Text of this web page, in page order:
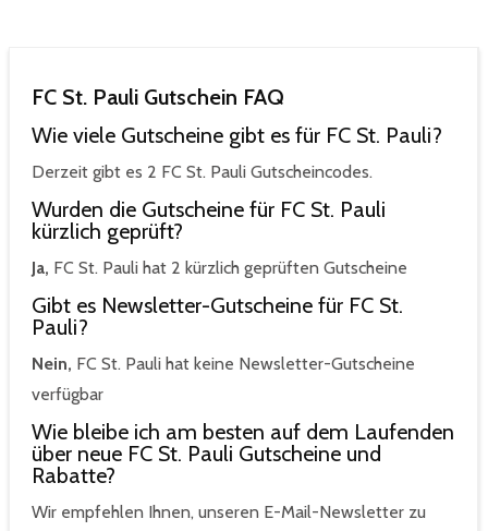
FC St. Pauli Gutschein FAQ
Wie viele Gutscheine gibt es für FC St. Pauli?
Derzeit gibt es 2 FC St. Pauli Gutscheincodes.
Wurden die Gutscheine für FC St. Pauli
kürzlich geprüft?
Ja, FC St. Pauli hat 2 kürzlich geprüften Gutscheine
Gibt es Newsletter-Gutscheine für FC St.
Pauli?
Nein, FC St. Pauli hat keine Newsletter-Gutscheine
verfügbar
Wie bleibe ich am besten auf dem Laufenden
über neue FC St. Pauli Gutscheine und
Rabatte?
Wir empfehlen Ihnen, unseren E-Mail-Newsletter zu